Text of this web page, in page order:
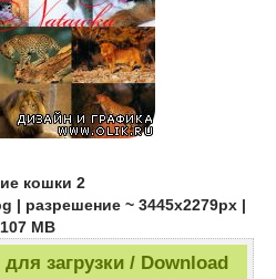
кошки 2
| разрешение ~ 3445x2279px |
107 MB
загрузки / Download